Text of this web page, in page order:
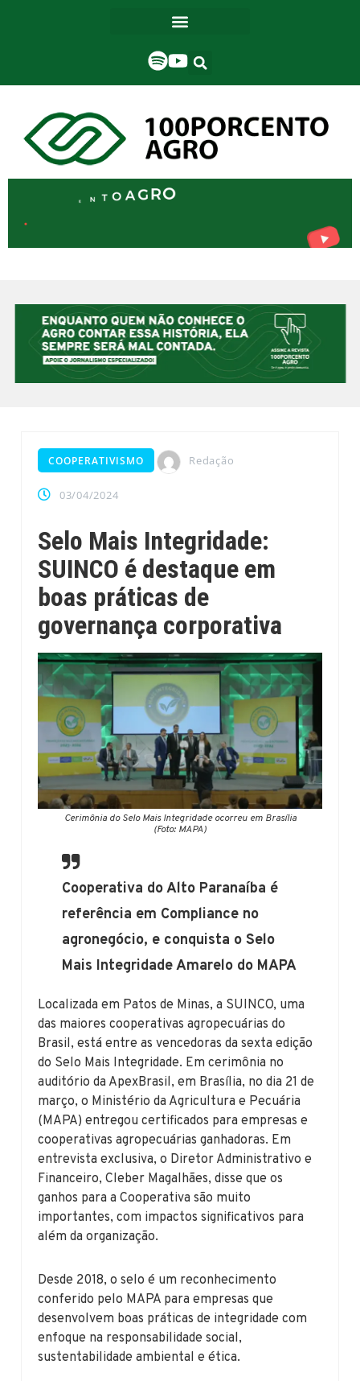
COOPERATIVISMO Redação
03/04/2024
Selo Mais Integridade:
SUINCO é destaque em
boas práticas de
governança corporativa
Cerimônia do Selo Mais Integridade ocorreu em Brasília
(Foto: MAPA)
Cooperativa do Alto Paranaíba é
referência em Compliance no
agronegócio, e conquista o Selo
Mais Integridade Amarelo do MAPA
Localizada em Patos de Minas, a SUINCO, uma
das maiores cooperativas agropecuárias do
Brasil, está entre as vencedoras da sexta edição
do Selo Mais Integridade. Em cerimônia no
auditório da ApexBrasil, em Brasília, no dia 21 de
março, o Ministério da Agricultura e Pecuária
(MAPA) entregou certificados para empresas e
cooperativas agropecuárias ganhadoras. Em
entrevista exclusiva, o Diretor Administrativo e
Financeiro, Cleber Magalhães, disse que os
ganhos para a Cooperativa são muito
importantes, com impactos significativos para
além da organização.
Desde 2018, o selo é um reconhecimento
conferido pelo MAPA para empresas que
desenvolvem boas práticas de integridade com
enfoque na responsabilidade social,
sustentabilidade ambiental e ética.